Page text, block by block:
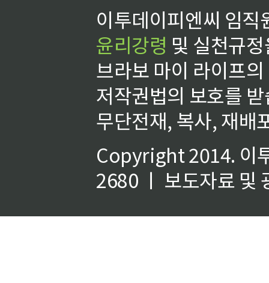
이투데이피엔씨 임
윤리강령 및 실천규
브라보 마이 라이프
저작권법의 보호를
무단전재, 복사, 재배
Copyright 2014. 이
2680 ㅣ 보도자료